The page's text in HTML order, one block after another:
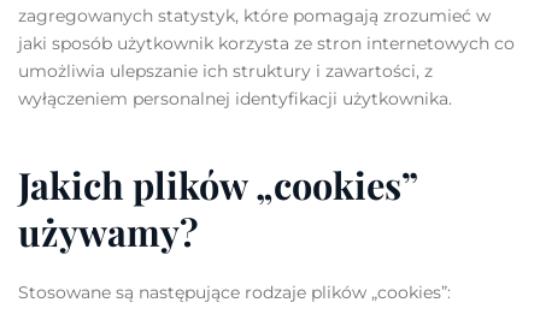
zagregowanych statystyk, które pomagają zrozumieć w
jaki sposób użytkownik korzysta ze stron internetowych co
umożliwia ulepszanie ich struktury i zawartości, z
wyłączeniem personalnej identyfikacji użytkownika.
Jakich plików „cookies”
używamy?
Stosowane są następujące rodzaje plików „cookies”: